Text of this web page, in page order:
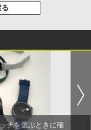
る
チを選ぶときに確